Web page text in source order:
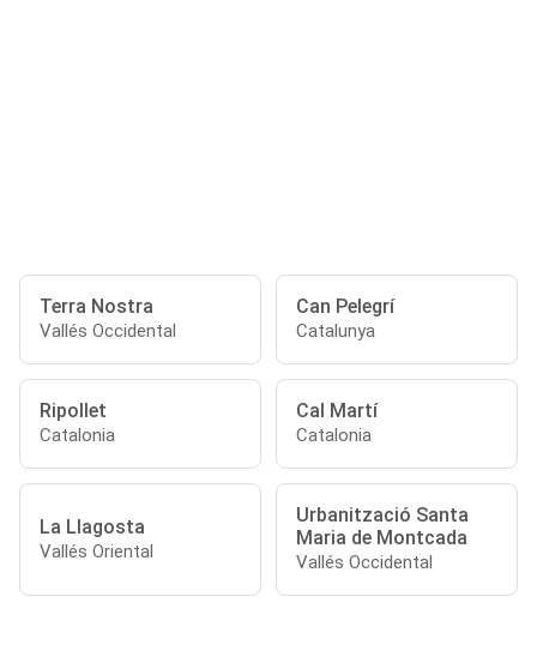
Terra Nostra
Vallés Occidental
Can Pelegrí
Catalunya
Ripollet
Catalonia
Cal Martí
Catalonia
La Llagosta
Vallés Oriental
Urbanització Santa
Maria de Montcada
Vallés Occidental